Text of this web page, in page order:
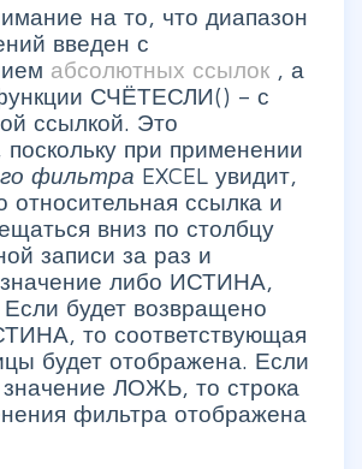
на то, что диапазон
введен с
абсолютных ссылок
, а
СЧЁТЕСЛИ() – с
ссылкой. Это
при применении
фильтра EXCEL увидит,
относительная ссылка и
вниз по столбцу
записи за раз и
либо ИСТИНА,
будет возвращено
то соответствующая
будет отображена. Если
ЛОЖЬ, то строка
фильтра отображена